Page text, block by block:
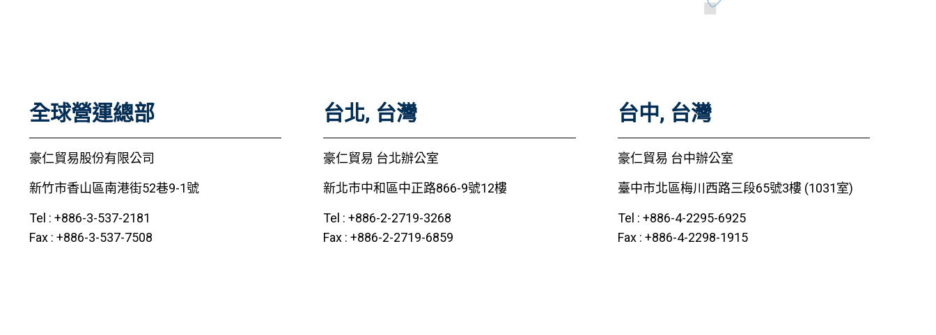
全球營運總部
豪仁貿易股份有限公司
新竹市香山區南港街52巷9-1號
Tel : +886-3-537-2181
Fax : +886-3-537-7508
台北, 台灣
豪仁貿易 台北辦公室
新北市中和區中正路866-9號12樓
Tel : +886-2-2719-3268
Fax : +886-2-2719-6859
台中, 台灣
豪仁貿易 台中辦公室
臺中市北區梅川西路三段65號3樓 (1031室)
Tel : +886-4-2295-6925
Fax : +886-4-2298-1915